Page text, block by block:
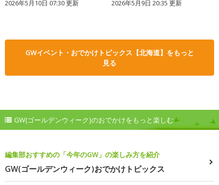
2026年5月10日 07:30 更新 2026年5月9日 20:35 更新
GWイベント・おでかけトピックス【北海道】をもっと
見る
GW(ゴールデンウィーク)のおでかけをもっと楽しむ
編集部おすすめの「今年のGW」の楽しみ方を紹介
GW(ゴールデンウィーク)おでかけトピックス